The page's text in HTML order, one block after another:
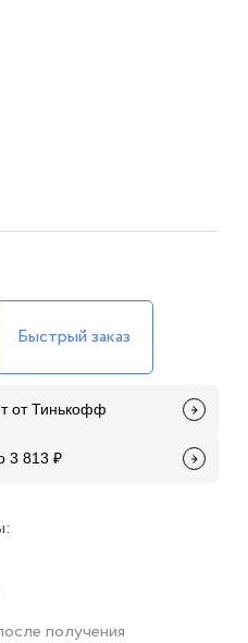
Быстрый заказ
от Тинькофф
3 813 ₽
получения